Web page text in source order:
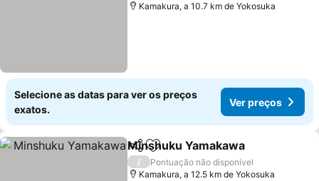
Kamakura, a 10.7 km de Yokosuka
Selecione as datas para ver os preços
exatos.
Ver preços
PartilharAdicionar aos favoritos
Minshuku Yamakawa
/
Pontuação não disponível
Kamakura, a 12.5 km de Yokosuka